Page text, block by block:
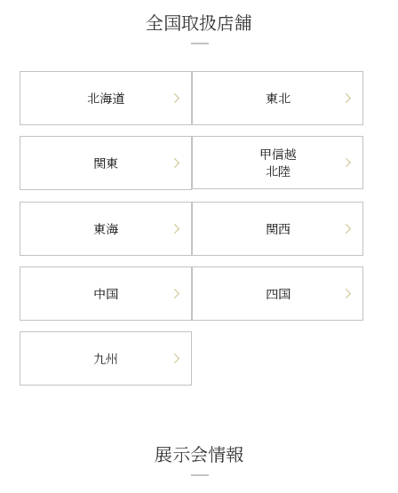
全国取扱店舗
北海道 東北
関東
甲信越
北陸
東海 関西
中国 四国
九州
展示会情報